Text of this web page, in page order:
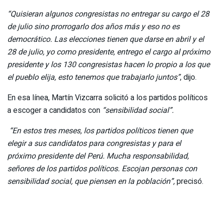
“Quisieran algunos congresistas no entregar su cargo el 28
de julio sino prorrogarlo dos años más y eso no es
democrático. Las elecciones tienen que darse en abril y el
28 de julio, yo como presidente, entrego el cargo al próximo
presidente y los 130 congresistas hacen lo propio a los que
el pueblo elija, esto tenemos que trabajarlo juntos”, dijo.
En esa línea, Martín Vizcarra solicitó a los partidos políticos
a escoger a candidatos con “sensibilidad social”.
“En estos tres meses, los partidos políticos tienen que
elegir a sus candidatos para congresistas y para el
próximo presidente del Perú. Mucha responsabilidad,
señores de los partidos políticos. Escojan personas con
sensibilidad social, que piensen en la población”,precisó.